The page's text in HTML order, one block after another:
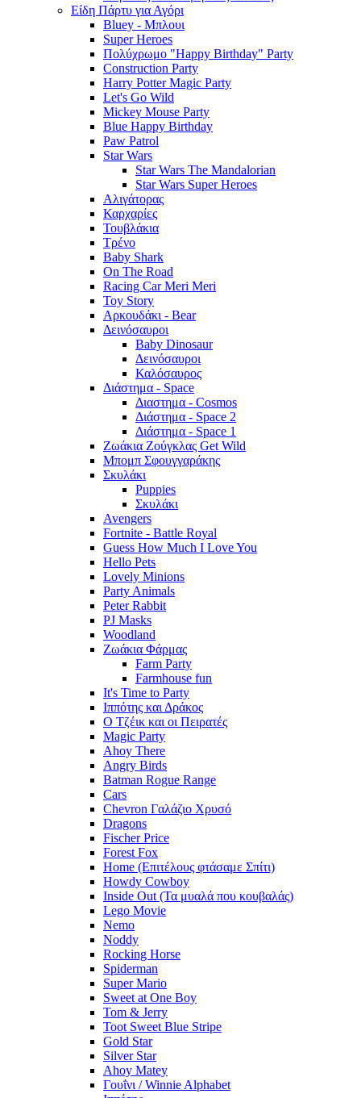
Είδη Πάρτυ για Αγόρι
Bluey - Μπλουι
Super Heroes
Πολύχρωμο "Happy Birthday" Party
Construction Party
Harry Potter Magic Party
Let's Go Wild
Mickey Mouse Party
Blue Happy Birthday
Paw Patrol
Star Wars
Star Wars The Mandalorian
Star Wars Super Heroes
Αλιγάτορας
Καρχαρίες
Τουβλάκια
Τρένο
Baby Shark
On The Road
Racing Car Meri Meri
Toy Story
Αρκουδάκι - Bear
Δεινόσαυροι
Baby Dinosaur
Δεινόσαυροι
Καλόσαυρος
Διάστημα - Space
Διαστημα - Cosmos
Διάστημα - Space 2
Διάστημα - Space 1
Ζωάκια Ζούγκλας Get Wild
Μπομπ Σφουγγαράκης
Σκυλάκι
Puppies
Σκυλάκι
Avengers
Fortnite - Battle Royal
Guess How Much I Love You
Hello Pets
Lovely Minions
Party Animals
Peter Rabbit
PJ Masks
Woodland
Ζωάκια Φάρμας
Farm Party
Farmhouse fun
It's Time to Party
Ιππότης και Δράκος
Ο Τζέικ και οι Πειρατές
Magic Party
Ahoy There
Angry Birds
Batman Rogue Range
Cars
Chevron Γαλάζιο Χρυσό
Dragons
Fischer Price
Forest Fox
Home (Επιτέλους φτάσαμε Σπίτι)
Howdy Cowboy
Inside Out (Τα μυαλά που κουβαλάς)
Lego Movie
Nemo
Noddy
Rocking Horse
Spiderman
Super Mario
Sweet at One Boy
Tom & Jerry
Toot Sweet Blue Stripe
Gold Star
Silver Star
Ahoy Matey
Γουΐνι / Winnie Alphabet